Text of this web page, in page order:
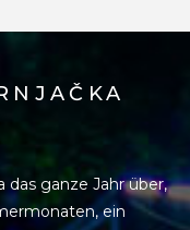
das ganze Jahr über,
ein